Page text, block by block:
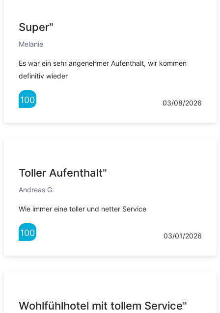
Super"
Melanie
Es war ein sehr angenehmer Aufenthalt, wir kommen
definitiv wieder
100 03/08/2026
Toller Aufenthalt"
Andreas G.
Wie immer eine toller und netter Service
100 03/01/2026
Wohlfühlhotel mit tollem Service"